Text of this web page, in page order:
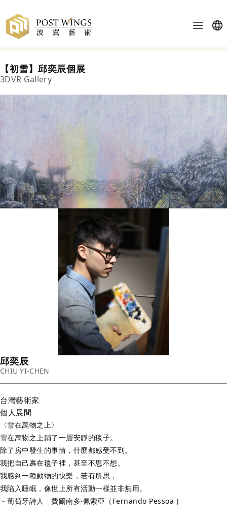
【初雪】邱奕辰個展
3DVR Gallery
邱奕辰
CHIU YI-CHEN
台灣藝術家
個人展間
〈雪在萬物之上〉
雪在萬物之上鋪了一層安靜的毯子。
除了房中發生的事情，什麼都感受不到。
我把自己裹在毯子裡，甚至不思不想。
我感到一種動物的快樂，若有所思，
我陷入睡眠，像世上所有活動一樣並非無用。
－葡萄牙詩人 費爾南多·佩索亞（Fernando Pessoa )